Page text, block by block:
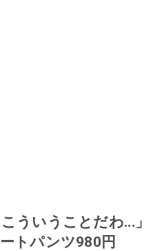
ういうことだわ...」
トパンツ980円